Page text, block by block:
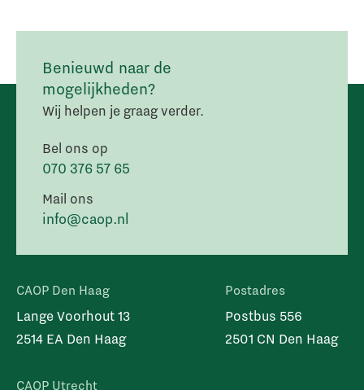
Benieuwd naar de
mogelijkheden?
Wij helpen je graag verder.
Bel ons op
070 376 57 65
Mail ons
info@caop.nl
CAOP Den Haag
Lange Voorhout 13
2514 EA Den Haag
CAOP Utrecht
Postadres
Postbus 556
2501 CN Den Haag